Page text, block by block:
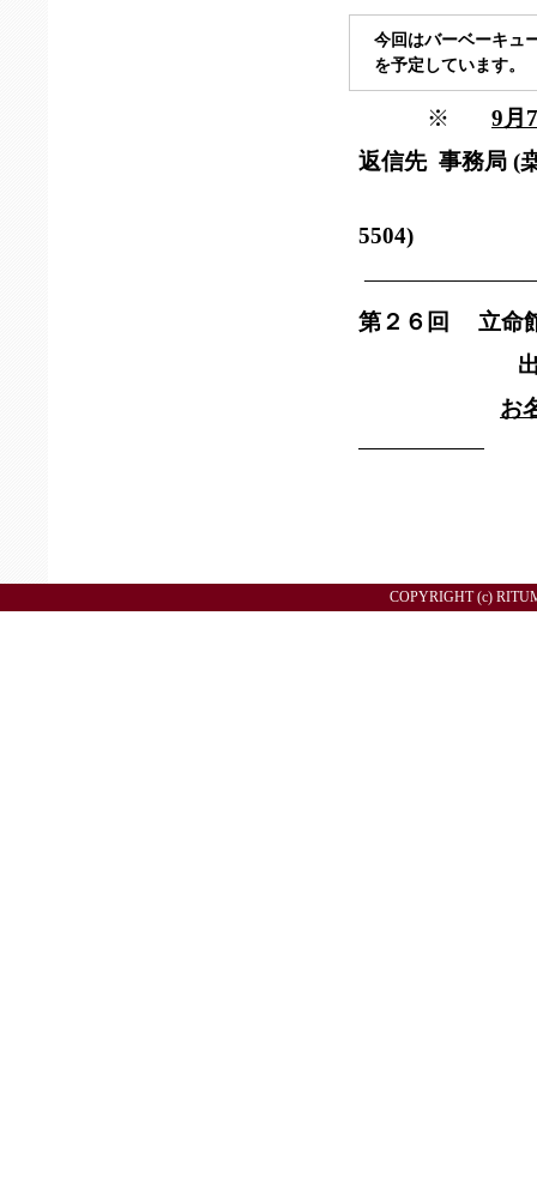
今回はバーベーキュ
を予定しています。
※ 9月
返信先 事務局 (
5504)
第２６回 立命
COPYRIGHT (c)